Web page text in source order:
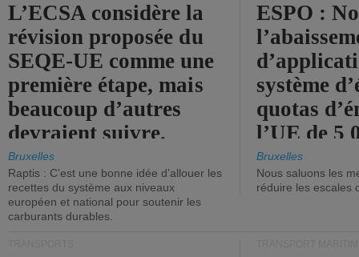
L’ECSA considère la
révision proposée du
SEQE-UE comme une
première étape, mais
beaucoup d’autres
devraient suivre.
Bruxelles
Raptis : C’est une bonne idée d’allouer les
recettes du système aux niveaux
européen et national pour soutenir les
carburants durables.
ESPO :
système
quotas
l’UE de 5
tonneaux
brute.
Bruxelles
Nous saluons les
réduire les escales